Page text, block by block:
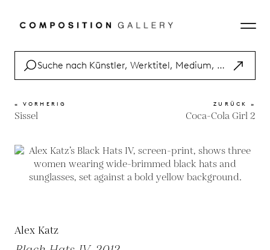
« VORHERIG
Sissel
ZURÜCK »
Coca-Cola Girl 2
Alex Katz